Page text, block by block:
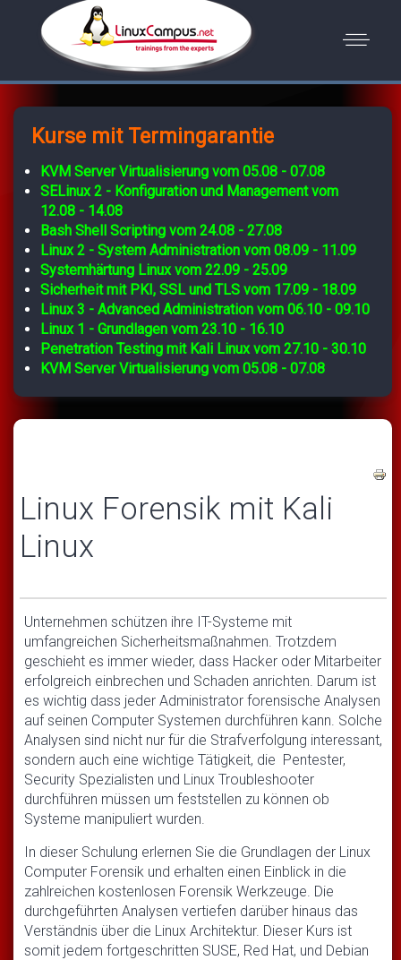
Kurse mit Termingarantie
KVM Server Virtualisierung vom 05.08 - 07.08
SELinux 2 - Konfiguration und Management vom
12.08 - 14.08
Bash Shell Scripting vom 24.08 - 27.08
Linux 2 - System Administration vom 08.09 - 11.09
Systemhärtung Linux vom 22.09 - 25.09
Sicherheit mit PKI, SSL und TLS vom 17.09 - 18.09
Linux 3 - Advanced Administration vom 06.10 - 09.10
Linux 1 - Grundlagen vom 23.10 - 16.10
Penetration Testing mit Kali Linux vom 27.10 - 30.10
KVM Server Virtualisierung vom 05.08 - 07.08
Linux Forensik mit Kali
Linux
Unternehmen schützen ihre IT-Systeme mit
umfangreichen Sicherheitsmaßnahmen. Trotzdem
geschieht es immer wieder, dass Hacker oder Mitarbeiter
erfolgreich einbrechen und Schaden anrichten. Darum ist
es wichtig dass jeder Administrator forensische Analysen
auf seinen Computer Systemen durchführen kann. Solche
Analysen sind nicht nur für die Strafverfolgung interessant,
sondern auch eine wichtige Tätigkeit, die Pentester,
Security Spezialisten und Linux Troubleshooter
durchführen müssen um feststellen zu können ob
Systeme manipuliert wurden.
In dieser Schulung erlernen Sie die Grundlagen der Linux
Computer Forensik und erhalten einen Einblick in die
zahlreichen kostenlosen Forensik Werkzeuge. Die
durchgeführten Analysen vertiefen darüber hinaus das
Verständnis über die Linux Architektur. Dieser Kurs ist
somit jedem fortgeschritten SUSE, Red Hat, und Debian